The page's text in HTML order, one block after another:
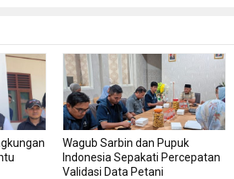
Wagub Sarbin dan Pupuk
Indonesia Sepakati Percepatan
Validasi Data Petani